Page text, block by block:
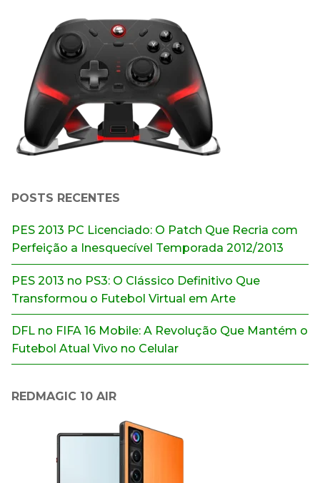
POSTS RECENTES
PES 2013 PC Licenciado: O Patch Que Recria com
Perfeição a Inesquecível Temporada 2012/2013
PES 2013 no PS3: O Clássico Definitivo Que
Transformou o Futebol Virtual em Arte
DFL no FIFA 16 Mobile: A Revolução Que Mantém o
Futebol Atual Vivo no Celular
REDMAGIC 10 AIR